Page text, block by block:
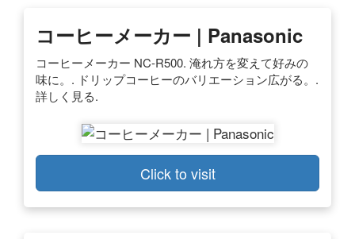
コーヒーメーカー | Panasonic
コーヒーメーカー NC-R500. 淹れ方を変えて好みの
味に。. ドリップコーヒーのバリエーション広がる。.
詳しく見る.
Click to visit